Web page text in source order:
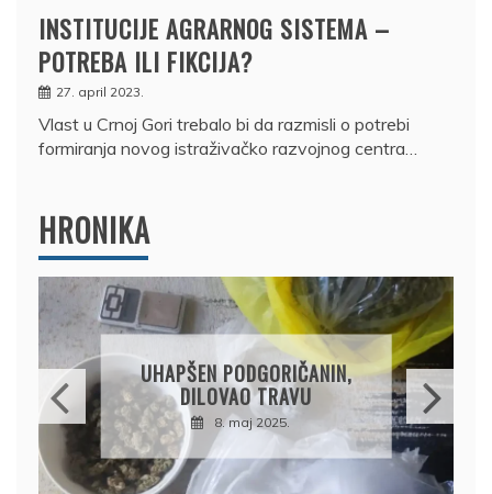
INSTITUCIJE AGRARNOG SISTEMA –
POTREBA ILI FIKCIJA?
27. april 2023.
Vlast u Crnoj Gori trebalo bi da razmisli o potrebi
formiranja novog istraživačko razvojnog centra…
HRONIKA
DRŽAVLJANIN RUSIJE
OSUMNJIČEN DA JE
PRODAO TUĐI BMW,
DRŽAVU NAPUSTIO
BRODOM
12. februar 2025.